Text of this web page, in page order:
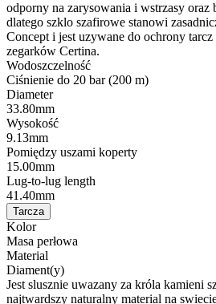
odporny na zarysowania i wstrzasy oraz
dlatego szklo szafirowe stanowi
Concept i jest uzywane do ochrony
zegarków Certina.
Wodoszczelność
Ciśnienie do 20 bar (200 m)
Diameter
33.80mm
Wysokość
9.13mm
Pomiędzy uszami koperty
15.00mm
Lug-to-lug length
41.40mm
Tarcza
Kolor
Masa perłowa
Material
Diament(y)
Jest slusznie uwazany za króla kamieni
najtwardszy naturalny material na